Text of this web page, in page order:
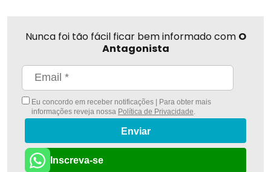
Nunca foi tão fácil ficar bem informado com O
Antagonista
Eu concordo em receber notificações | Para obter mais
informações reveja nossa Política de Privacidade.
Enviar
Inscreva-se